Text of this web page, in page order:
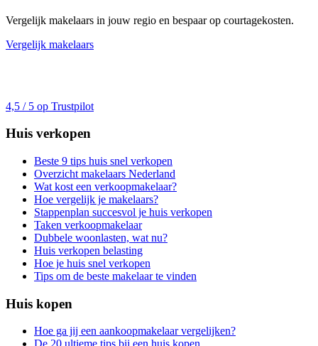
Vergelijk makelaars in jouw regio en bespaar op courtagekosten.
Vergelijk makelaars
4,5 / 5 op Trustpilot
Huis verkopen
Beste 9 tips huis snel verkopen
Overzicht makelaars Nederland
Wat kost een verkoopmakelaar?
Hoe vergelijk je makelaars?
Stappenplan succesvol je huis verkopen
Taken verkoopmakelaar
Dubbele woonlasten, wat nu?
Huis verkopen belasting
Hoe je huis snel verkopen
Tips om de beste makelaar te vinden
Huis kopen
Hoe ga jij een aankoopmakelaar vergelijken?